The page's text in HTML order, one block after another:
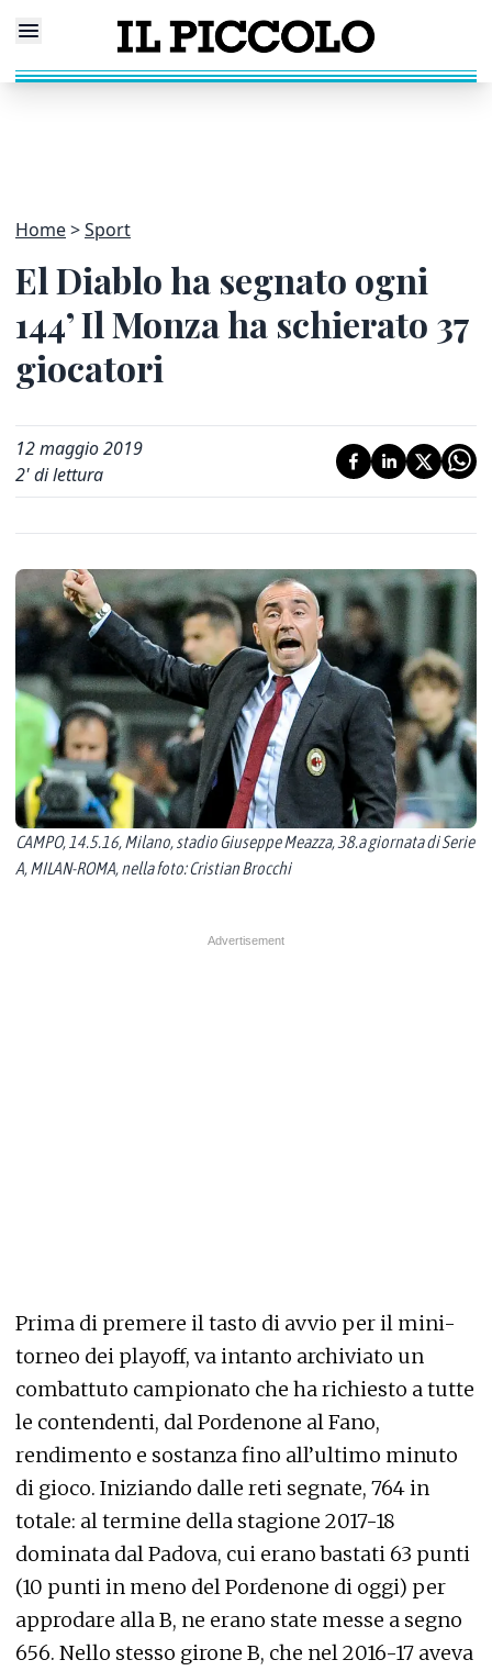
Home Sport
El Diablo ha segnato ogni
144’ Il Monza ha schierato 37
giocatori
12 maggio 2019
2' di lettura
CAMPO, 14.5.16, Milano, stadio Giuseppe Meazza, 38.a giornata di Serie
A, MILAN-ROMA, nella foto: Cristian Brocchi
Prima di premere il tasto di avvio per il mini-
torneo dei playoff, va intanto archiviato un
combattuto campionato che ha richiesto a tutte
le contendenti, dal Pordenone al Fano,
rendimento e sostanza fino all’ultimo minuto
di gioco. Iniziando dalle reti segnate, 764 in
totale: al termine della stagione 2017-18
dominata dal Padova, cui erano bastati 63 punti
(10 punti in meno del Pordenone di oggi) per
approdare alla B, ne erano state messe a segno
656. Nello stesso girone B, che nel 2016-17 aveva